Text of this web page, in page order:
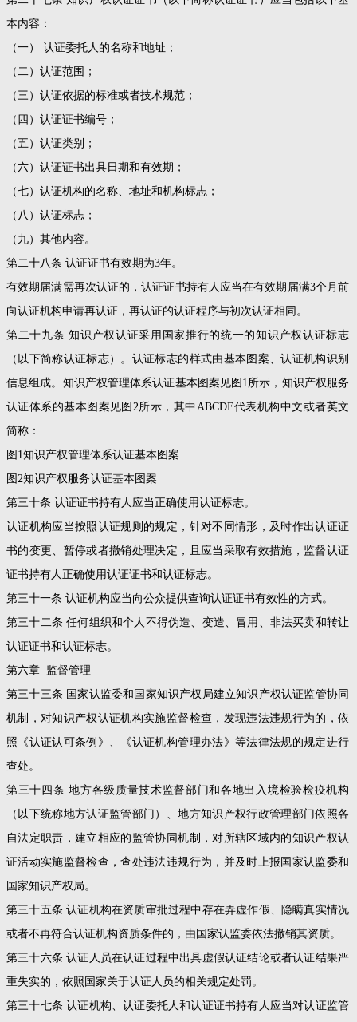
本内容：
（一） 认证委托人的名称和地址；
（二）认证范围；
（三）认证依据的标准或者技术规范；
（四）认证证书编号；
（五）认证类别；
（六）认证证书出具日期和有效期；
（七）认证机构的名称、地址和机构标志；
（八）认证标志；
（九）其他内容。
第二十八条 认证证书有效期为3年。
有效期届满需再次认证的，认证证书持有人应当在有效期届满3个月前
向认证机构申请再认证，再认证的认证程序与初次认证相同。
第二十九条 知识产权认证采用国家推行的统一的知识产权认证标志
（以下简称认证标志）。认证标志的样式由基本图案、认证机构识别
信息组成。知识产权管理体系认证基本图案见图1所示，知识产权服务
认证体系的基本图案见图2所示，其中ABCDE代表机构中文或者英文
简称：
图1知识产权管理体系认证基本图案
图2知识产权服务认证基本图案
第三十条 认证证书持有人应当正确使用认证标志。
认证机构应当按照认证规则的规定，针对不同情形，及时作出认证证
书的变更、暂停或者撤销处理决定，且应当采取有效措施，监督认证
证书持有人正确使用认证证书和认证标志。
第三十一条 认证机构应当向公众提供查询认证证书有效性的方式。
第三十二条 任何组织和个人不得伪造、变造、冒用、非法买卖和转让
认证证书和认证标志。
第六章 监督管理
第三十三条 国家认监委和国家知识产权局建立知识产权认证监管协同
机制，对知识产权认证机构实施监督检查，发现违法违规行为的，依
照《认证认可条例》、《认证机构管理办法》等法律法规的规定进行
查处。
第三十四条 地方各级质量技术监督部门和各地出入境检验检疫机构
（以下统称地方认证监管部门）、地方知识产权行政管理部门依照各
自法定职责，建立相应的监管协同机制，对所辖区域内的知识产权认
证活动实施监督检查，查处违法违规行为，并及时上报国家认监委和
国家知识产权局。
第三十五条 认证机构在资质审批过程中存在弄虚作假、隐瞒真实情况
或者不再符合认证机构资质条件的，由国家认监委依法撤销其资质。
第三十六条 认证人员在认证过程中出具虚假认证结论或者认证结果严
重失实的，依照国家关于认证人员的相关规定处罚。
第三十七条 认证机构、认证委托人和认证证书持有人应当对认证监管